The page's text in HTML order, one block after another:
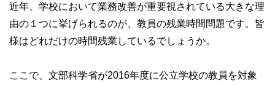
近年、学校において業務改善が重要視されている大きな理
由の１つに挙げられるのが、教員の残業時間問題です。皆
様はどれだけの時間残業しているでしょうか。
ここで、文部科学省が2016年度に公立学校の教員を対象